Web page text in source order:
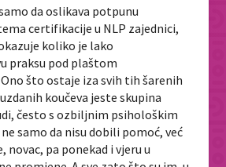
da oslikava potpunu
certifikacije u NLP zajednici,
koliko je lako
praksu pod plaštom
što ostaje iza svih tih šarenih
koučeva jeste skupina
često s ozbiljnim psihološkim
samo da nisu dobili pomoć, već
novac, pa ponekad i vjeru u